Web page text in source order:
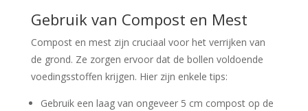
Gebruik van Compost en Mest
Compost en mest zijn cruciaal voor het verrijken van
de grond. Ze zorgen ervoor dat de bollen voldoende
voedingsstoffen krijgen. Hier zijn enkele tips:
Gebruik een laag van ongeveer 5 cm compost op de